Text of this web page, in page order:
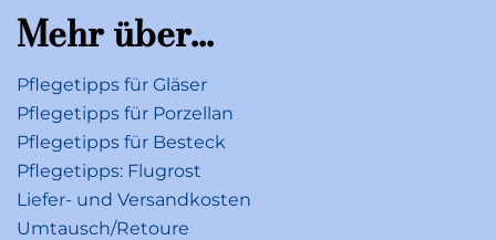
Mehr über...
Pflegetipps für Gläser
Pflegetipps für Porzellan
Pflegetipps für Besteck
Pflegetipps: Flugrost
Liefer- und Versandkosten
Umtausch/Retoure